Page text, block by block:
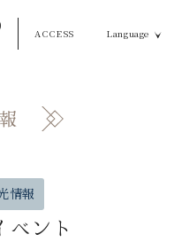
ACCESS Language
ベント
情報